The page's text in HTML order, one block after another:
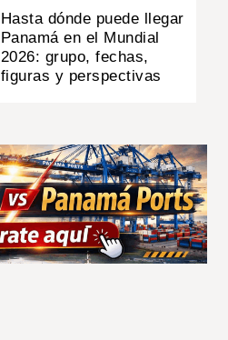
Hasta dónde puede llegar
Panamá en el Mundial
2026: grupo, fechas,
figuras y perspectivas